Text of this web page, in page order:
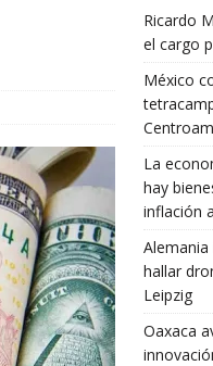
Ricardo
el cargo
México
La
hay
inflación
hallar
Leipzig
Oaxaca